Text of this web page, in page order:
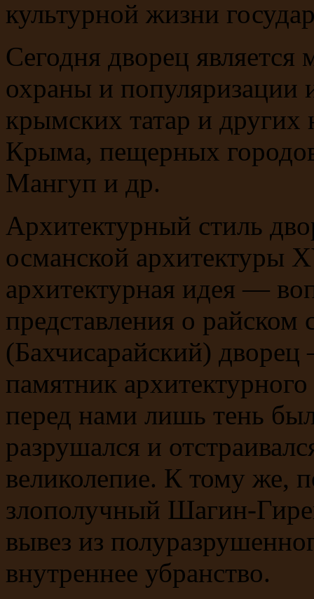
культурной жизни
Сегодня дворец
охраны и популяризации
крымских татар и
Крыма, пещерных
Мангуп и др.
Архитектурный стиль
османской архитектуры
архитектурная идея —
представления о райском
(Бахчисарайский)
памятник
перед нами лишь тень
разрушался и
великолепие. К тому же,
злополучный Шагин-
вывез из
внутреннее убранство.